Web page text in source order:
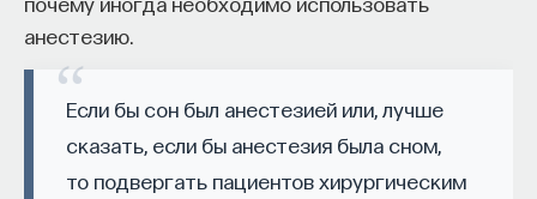
анестезию.
Если бы сон был анестезией или, лучше
сказать, если бы анестезия была сном,
то подвергать пациентов хирургическим
философский поиск — это не только каскад
занимательных головоломок, но и набор
Пройдя этот курс, вы: